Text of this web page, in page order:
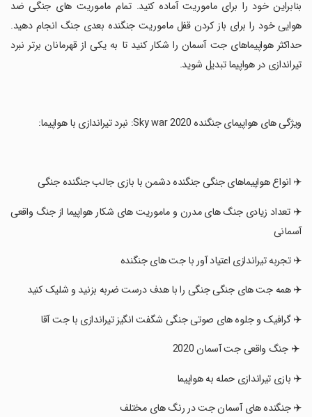
بنابراین خود را برای ماموریت آماده کنید. تمام ماموریت های جنگی ضد
هوایی خود را برای باز کردن قفل ماموریت جنگنده بعدی جنگ انجام دهید.
حداکثر هواپیماهای جت آسمان را شکار کنید تا به یکی از قهرمانان برتر نبرد
تیراندازی در هواپیما تبدیل شوید.
‏ویژگی های هواپیمای جنگنده Sky war 2020: نبرد تیراندازی با هواپیما:
‏✈️ انواع هواپیماهای جنگی جنگنده دشمن با بازی جالب جنگنده جنگی
‏✈️ تعداد زیادی جنگ های مدرن و ماموریت های شکار هواپیما از جنگ واقعی
آسمانی
‏✈️ تجربه تیراندازی اعتیاد آور با جت های جنگنده
‏✈️ همه جت های جنگی جنگی را با هدف درست ضربه بزنید و شلیک کنید
‏✈️ گرافیک و جلوه های صوتی جنگی شگفت انگیز تیراندازی با جت آقا
‏ ✈️ جنگ واقعی جت آسمان 2020
‏✈️ بازی تیراندازی حمله به هواپیما
‏✈️ جنگنده های آسمان جت در رنگ های مختلف